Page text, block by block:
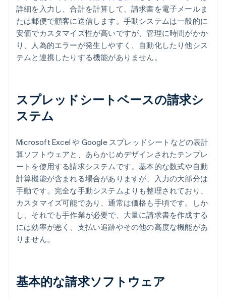
詳細を入力し、合計を計算して、請求書を電子メールま
たは郵便で顧客に送信します。手動システムは一般的に
安価でカスタマイズ性が高いですが、管理に時間がかか
り、人為的エラーが発生しやすく、自動化したり他シス
テムと連携したりする機能がありません。
スプレッドシートベースの請求シ
ステム
Microsoft Excel や Google スプレッドシートなどの表計
算ソフトウェアと、あらかじめデザインされたテンプレ
ートを使用する請求システムです。基本的な数式や自動
計算機能が含まれる場合がありますが、入力の大部分は
手動です。完全な手動システムよりも整理されており、
カスタマイズ可能であり、通常は価格も手頃です。しか
し、それでも手作業が必要で、大量に請求書を作成する
には効率が悪く、支払い追跡やその他の高度な機能があ
りません。
基本的な請求ソフトウェア